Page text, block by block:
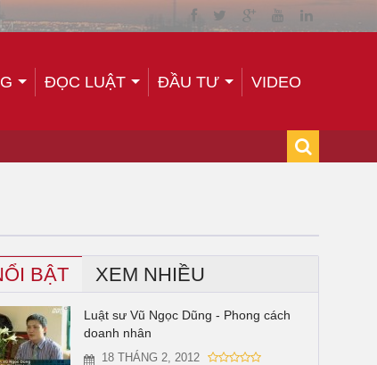
ĐỌC LUẬT ĐẦU TƯ VIDEO
BẬT XEM NHIỀU
Luật sư Vũ Ngọc Dũng - Phong cách
doanh nhân
18 THÁNG 2, 2012